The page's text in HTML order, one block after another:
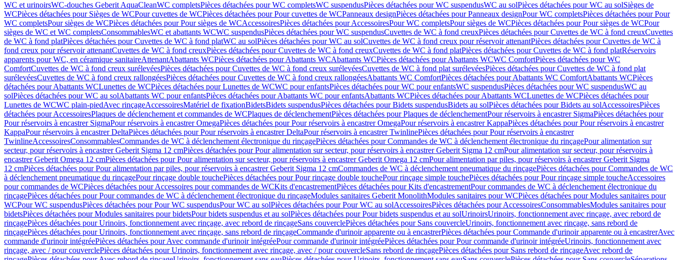
WC et urinoirsWC-douches Geberit AquaCleanWC completsPièces détachées pour WC completsWC suspendusPièces détachées pour WC suspendusWC au solPièces détachées pour WC au solSièges de
WCPièces détachées pour Sièges de WCPour cuvettes de WCPièces détachées pour Pour cuvettes de WCPanneaux designPièces détachées pour Panneaux designPour WC completsPièces détachées pour Pour
WC completsPour sièges de WCPièces détachées pour Pour sièges de WCAccessoiresPièces détachées pour AccessoiresPour WC completsPour sièges de WCPièces détachées pour Pour sièges de WCPour
sièges de WC et WC completsConsommablesWC et abattants WCWC suspendusPièces détachées pour WC suspendusCuvettes de WC à fond creuxPièces détachées pour Cuvettes de WC à fond creuxCuvettes
de WC à fond platPièces détachées pour Cuvettes de WC à fond platWC au solPièces détachées pour WC au solCuvettes de WC à fond creux pour réservoir attenantPièces détachées pour Cuvettes de WC à
fond creux pour réservoir attenantCuvettes de WC à fond creuxPièces détachées pour Cuvettes de WC à fond creuxCuvettes de WC à fond platPièces détachées pour Cuvettes de WC à fond platRéservoirs
apparents pour WC, en céramique sanitaireAttenantAbattants WCPièces détachées pour Abattants WCAbattants WCPièces détachées pour Abattants WCWC ComfortPièces détachées pour WC
ComfortCuvettes de WC à fond creux surélevéesPièces détachées pour Cuvettes de WC à fond creux surélevéesCuvettes de WC à fond plat surélevéesPièces détachées pour Cuvettes de WC à fond plat
surélevéesCuvettes de WC à fond creux rallongéesPièces détachées pour Cuvettes de WC à fond creux rallongéesAbattants WC ComfortPièces détachées pour Abattants WC ComfortAbattants WCPièces
détachées pour Abattants WCLunettes de WCPièces détachées pour Lunettes de WCWC pour enfantsPièces détachées pour WC pour enfantsWC suspendusPièces détachées pour WC suspendusWC au
solPièces détachées pour WC au solAbattants WC pour enfantsPièces détachées pour Abattants WC pour enfantsAbattants WCPièces détachées pour Abattants WCLunettes de WCPièces détachées pour
Lunettes de WCWC plain-piedAvec rinçageAccessoiresMatériel de fixationBidetsBidets suspendusPièces détachées pour Bidets suspendusBidets au solPièces détachées pour Bidets au solAccessoiresPièces
détachées pour AccessoiresPlaques de déclenchement et commandes de WCPlaques de déclenchementPièces détachées pour Plaques de déclenchementPour réservoirs à encastrer SigmaPièces détachées pour
Pour réservoirs à encastrer SigmaPour réservoirs à encastrer OmegaPièces détachées pour Pour réservoirs à encastrer OmegaPour réservoirs à encastrer KappaPièces détachées pour Pour réservoirs à encastrer
KappaPour réservoirs à encastrer DeltaPièces détachées pour Pour réservoirs à encastrer DeltaPour réservoirs à encastrer TwinlinePièces détachées pour Pour réservoirs à encastrer
TwinlineAccessoiresConsommablesCommandes de WC à déclenchement électronique du rinçagePièces détachées pour Commandes de WC à déclenchement électronique du rinçagePour alimentation sur
secteur, pour réservoirs à encastrer Geberit Sigma 12 cmPièces détachées pour Pour alimentation sur secteur, pour réservoirs à encastrer Geberit Sigma 12 cmPour alimentation sur secteur, pour réservoirs à
encastrer Geberit Omega 12 cmPièces détachées pour Pour alimentation sur secteur, pour réservoirs à encastrer Geberit Omega 12 cmPour alimentation par piles, pour réservoirs à encastrer Geberit Sigma
12 cmPièces détachées pour Pour alimentation par piles, pour réservoirs à encastrer Geberit Sigma 12 cmCommandes de WC à déclenchement pneumatique du rinçagePièces détachées pour Commandes de WC
à déclenchement pneumatique du rinçagePour rinçage double touchePièces détachées pour Pour rinçage double touchePour rinçage simple touchePièces détachées pour Pour rinçage simple toucheAccessoires
pour commandes de WCPièces détachées pour Accessoires pour commandes de WCKits d'encastrementPièces détachées pour Kits d'encastrementPour commandes de WC à déclenchement électronique du
rinçagePièces détachées pour Pour commandes de WC à déclenchement électronique du rinçageModules sanitaires Geberit MonolithModules sanitaires pour WCPièces détachées pour Modules sanitaires pour
WCPour WC suspendusPièces détachées pour Pour WC suspendusPour WC au solPièces détachées pour Pour WC au solAccessoiresPièces détachées pour AccessoiresConsommablesModules sanitaires pour
bidetsPièces détachées pour Modules sanitaires pour bidetsPour bidets suspendus et au solPièces détachées pour Pour bidets suspendus et au solUrinoirsUrinoirs, fonctionnement avec rinçage, avec rebord de
rinçagePièces détachées pour Urinoirs, fonctionnement avec rinçage, avec rebord de rinçageSans couverclePièces détachées pour Sans couvercleUrinoirs, fonctionnement avec rinçage, sans rebord de
rinçagePièces détachées pour Urinoirs, fonctionnement avec rinçage, sans rebord de rinçageCommande d'urinoir apparente ou à encastrerPièces détachées pour Commande d'urinoir apparente ou à encastrerAvec
commande d'urinoir intégréePièces détachées pour Avec commande d'urinoir intégréePour commande d'urinoir intégréePièces détachées pour Pour commande d'urinoir intégréeUrinoirs, fonctionnement avec
rinçage, avec / pour couverclePièces détachées pour Urinoirs, fonctionnement avec rinçage, avec / pour couvercleSans rebord de rinçagePièces détachées pour Sans rebord de rinçageAvec rebord de